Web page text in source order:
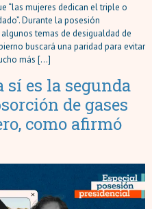
“las mujeres dedican el triple o
Durante la posesión
temas de desigualdad de
buscará una paridad para evitar
más […]
sí es la segunda
de gases
como afirmó